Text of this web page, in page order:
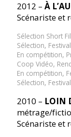
2012 –À
Scénariste et
Sélection Short
Sélection,
En compétition,
Coop Vidéo,
En compétition,
Sélection,
2010 – LOIN
métrage/
Scénariste et